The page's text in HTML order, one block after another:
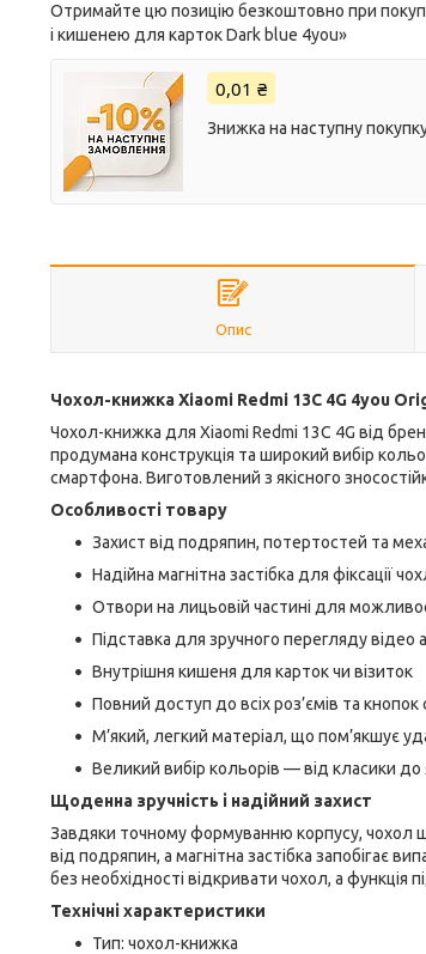
Отримайте цю позицію безкоштовно при
і кишенею для карток Dark blue 4you»
0,01 ₴
Знижка на наступну
Опис
Чохол-книжка Xiaomi Redmi 13C 4G 4you
Чохол-книжка для Xiaomi Redmi 13C 4G від
продумана конструкція та широкий вибір
смартфона. Виготовлений з якісного
Особливості товару
Захист від подряпин, потертостей та
Надійна магнітна застібка для фіксації
Отвори на лицьовій частині для
Підставка для зручного перегляду відео
Внутрішня кишеня для карток чи візиток
Повний доступ до всіх роз’ємів та
М’який, легкий матеріал, що пом’якшує
Великий вибір кольорів — від класики до
Щоденна зручність і надійний захист
Завдяки точному формуванню корпусу, чохол
від подряпин, а магнітна застібка запобігає
без необхідності відкривати чохол, а
Технічні характеристики
Тип: чохол-книжка